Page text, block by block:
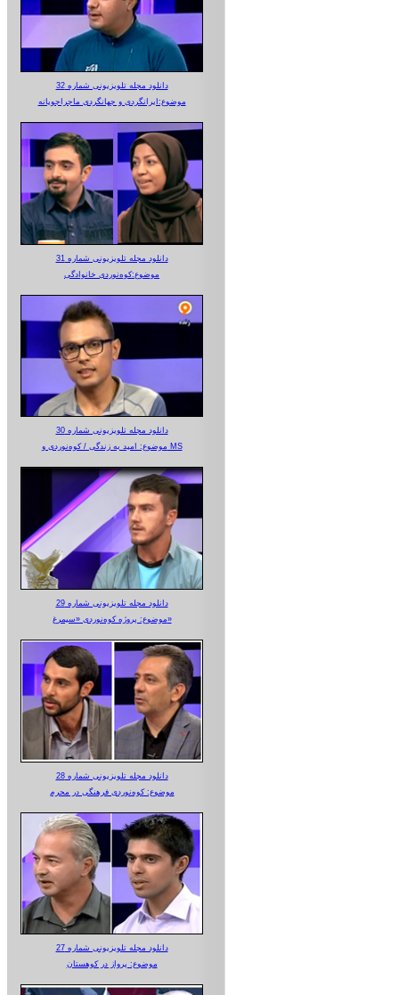
دانلود مجله تلویزیونی شماره 32
موضوع:ایرانگردی و جهانگردی ماجراجویانه
دانلود مجله تلویزیونی شماره 31
موضوع:کوه‌نوردی خانوادگی
دانلود مجله تلویزیونی شماره 30
موضوع: امید به زندگی / کوه‌نوردی و MS
دانلود مجله تلویزیونی شماره 29
موضوع: پروژه کوه‌نوردی «سیمرغ»
دانلود مجله تلویزیونی شماره 28
موضوع: کوه‌نوردی فرهنگی در محرم
دانلود مجله تلویزیونی شماره 27
موضوع: پرواز در کوهستان